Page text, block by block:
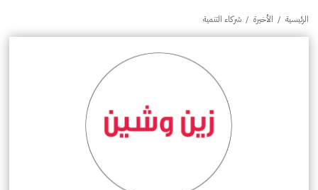
الرئيسية / الأخيرة / شركاء التنمية